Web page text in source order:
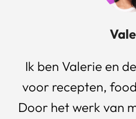
Ik ben Valerie en
voor recepten,
Door het werk van